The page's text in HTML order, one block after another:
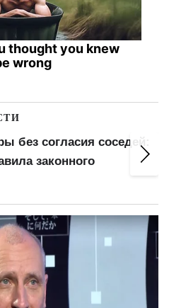
thought you knew
wrong
без согласия соседей:
законного